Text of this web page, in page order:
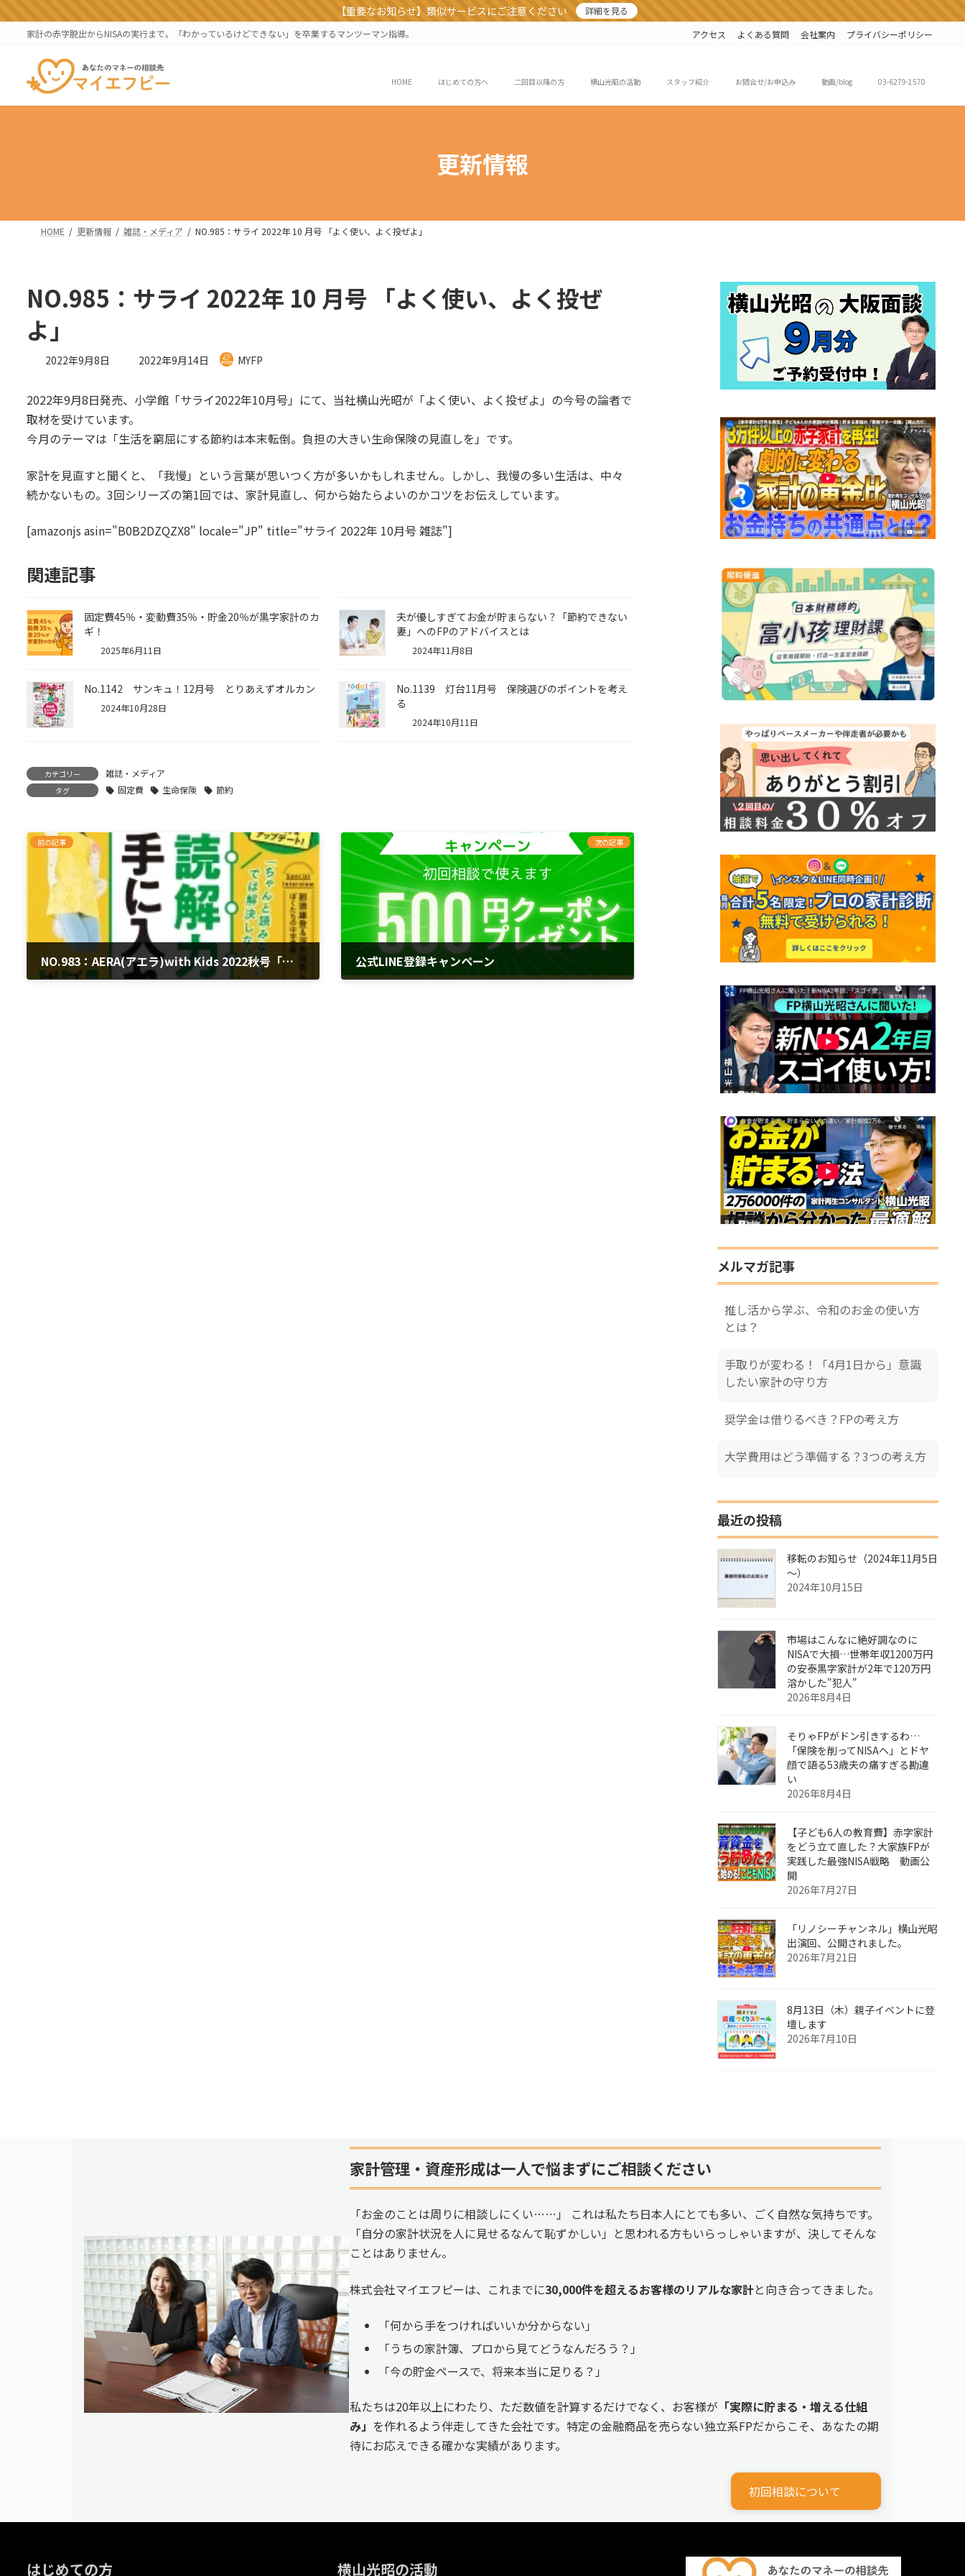
ン
ス
ビ
ン
【重要なお知らせ】類似サービスにご注意ください
詳細を見る
家計の赤字脱出からNISAの実行まで。「わかっているけどできない」を卒業するマンツーマン指導。
アクセス よくある質問 会社案内 プライバシーポリシー
HOME はじめての方へ 二回目以降の方 横山光昭の活動 スタッフ紹介 お問合せ/お申込み 動画/blog 03-6279-1570
更新情報
HOME 更新情報 雑誌・メディア NO.985：サライ 2022年 10 月号 「よく使い、よく投ぜよ」
NO.985：サライ 2022年 10 月号 「よく使い、よく投ぜ
よ」
2022年9月8日
最
新
:
2022年9月14日 MYFP
2022年9月8日発売、小学館「サライ2022年10月号」にて、当社横山光昭が「よく使い、よく投ぜよ」の今号の論者で
取材を受けています。
今月のテーマは「生活を窮屈にする節約は本末転倒。負担の大きい生命保険の見直しを」です。
家計を見直すと聞くと、「我慢」という言葉が思いつく方が多いかもしれません。しかし、我慢の多い生活は、中々
続かないもの。3回シリーズの第1回では、家計見直し、何から始たらよいのかコツをお伝えしています。
[amazonjs asin="B0B2DZQZX8" locale="JP" title="サライ 2022年 10月号 雑誌"]
関連記事
固定費45％・変動費35％・貯金20％が黒字家計のカ
ギ！
2025年6月11日
夫が優しすぎてお金が貯まらない？「節約できない
妻」へのFPのアドバイスとは
2024年11月8日
No.1142 サンキュ！12月号 とりあえずオルカン
2024年10月28日
No.1139 灯台11月号 保険選びのポイントを考え
る
2024年10月11日
カテゴリー 雑誌・メディア
タグ 固定費 生命保険 節約
前の記事
NO.983：AERA(アエラ)with Kids 2022秋号「子育て世代の家計診断」
次の記事
公式LINE登録キャンペーン
メルマガ記事
推し活から学ぶ、令和のお金の使い方
とは？
手取りが変わる！「4月1日から」意識
したい家計の守り方
奨学金は借りるべき？FPの考え方
大学費用はどう準備する？3つの考え方
最近の投稿
移転のお知らせ（2024年11月5日
～）
2024年10月15日
市場はこんなに絶好調なのに
NISAで大損…世帯年収1200万円
の安泰黒字家計が2年で120万円
溶かした"犯人"
2026年8月4日
そりゃFPがドン引きするわ…
「保険を削ってNISAへ」とドヤ
顔で語る53歳夫の痛すぎる勘違
い
2026年8月4日
【子ども6人の教育費】赤字家計
をどう立て直した？大家族FPが
実践した最強NISA戦略 動画公
開
2026年7月27日
「リノシーチャンネル」横山光昭
出演回、公開されました。
2026年7月21日
8月13日（木）親子イベントに登
壇します
2026年7月10日
家計管理・資産形成は一人で悩まずにご相談ください
「お金のことは周りに相談しにくい……」 これは私たち日本人にとても多い、ごく自然な気持ちです。
「自分の家計状況を人に見せるなんて恥ずかしい」と思われる方もいらっしゃいますが、決してそんな
ことはありません。
株式会社マイエフピーは、これまでに30,000件を超えるお客様のリアルな家計と向き合ってきました。
「何から手をつければいいか分からない」
「うちの家計簿、プロから見てどうなんだろう？」
「今の貯金ペースで、将来本当に足りる？」
私たちは20年以上にわたり、ただ数値を計算するだけでなく、お客様が 「実際に貯まる・増える仕組
み」 を作れるよう伴走してきた会社です。特定の金融商品を売らない独立系FPだからこそ、あなたの期
待にお応えできる確かな実績があります。
初回相談について
はじめての方 横山光昭の活動